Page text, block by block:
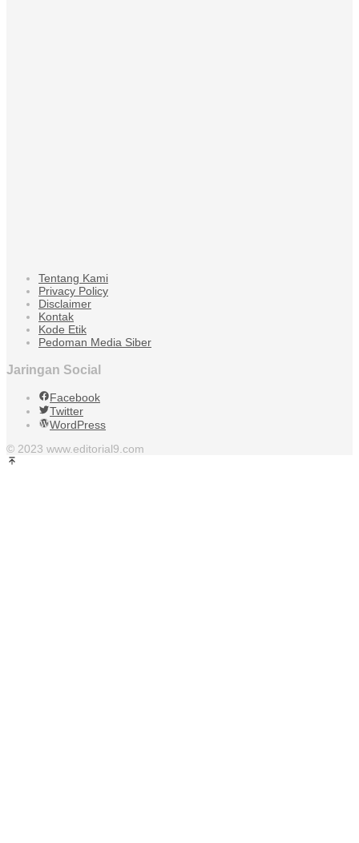
Tentang Kami
Privacy Policy
Disclaimer
Kontak
Kode Etik
Pedoman Media Siber
Jaringan Social
Facebook
Twitter
WordPress
© 2023 www.editorial9.com